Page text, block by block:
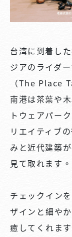
台湾に到着し
ジアのライダ
（The Place
南港は茶葉や
トウェアパー
リエイティブ
みと近代建築
見て取れます。
チェックイン
ザインと細や
癒してくれま